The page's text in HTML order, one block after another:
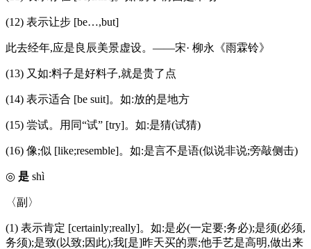
(12) 表示让步 [be…,but]
此去经年,应是良辰美景虚设。——宋· 柳永《雨霖铃》
(13) 又如:料子是好料子,就是贵了点
(14) 表示适合 [be suit]。如:放的是地方
(15) 尝试。用同“试” [try]。如:是猜(试猜)
(16) 像;似 [like;resemble]。如:是言不是语(似说非说;旁敲侧击)
◎ 是 shì
〈副〉
(1) 表示肯定 [certainly;really]。如:是必(一定要;务必);是须(必须,
务须);是致(以致;因此);我[是]昨天买的票;他手艺是高明,做出来